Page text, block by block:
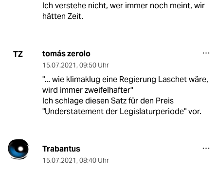
Ich verstehe nicht, wer immer noch meint, wir
hätten Zeit.
TZ tomás zerolo
15.07.2021, 09:50 Uhr
"... wie klimaklug eine Regierung Laschet wäre,
wird immer zweifelhafter"
Ich schlage diesen Satz für den Preis
"Understatement der Legislaturperiode" vor.
Trabantus
15.07.2021, 08:40 Uhr